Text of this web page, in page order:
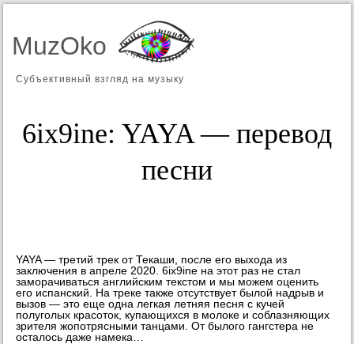
MuzOko
Субъективный взгляд на музыку
6ix9ine: YAYA — перевод
песни
YAYA — третий трек от Текаши, после его выхода из
заключения в апреле 2020. 6ix9ine на этот раз не стал
заморачиваться английским текстом и мы можем оценить
его испанский. На треке также отсутствует былой надрыв и
вызов — это еще одна легкая летняя песня с кучей
полуголых красоток, купающихся в молоке и соблазняющих
зрителя жопотрясными танцами. От былого гангстера не
осталось даже намека…